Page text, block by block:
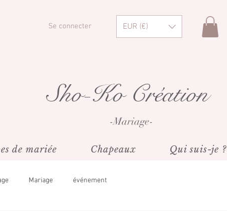
Se connecter EUR (€)
Sho-Ko Création
-Mariage-
de mariée Chapeaux Qui suis-je ?
Mariage événement